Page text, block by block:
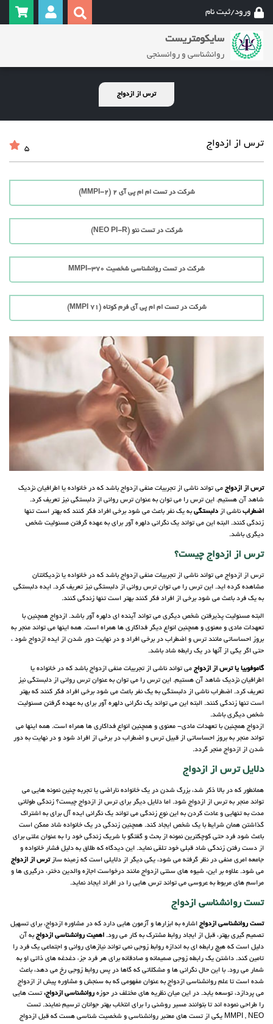
ورود/ثبت نام
سایکومتریست
روانشناسی و روانسنجی
ترس از ازدواج
ترس از ازدواج 5
شرکت در تست ام ام پی آی 2 (MMPI-2)
شرکت در تست نئو (NEO PI-R)
شرکت در تست روانشناسی شخصیت MMPI-370
شرکت در تست ام ام پی آی فرم کوتاه (71 MMPI)
ترس از ازدواج می تواند ناشی از تجربیات منفی ازدواج باشد که در خانواده یا اطرافیان نزدیک
شاهد آن هستیم. این ترس را می توان به عنوان ترس روانی از دلبستگی نیز تعریف کرد.
اضطراب ناشی از دلبستگی به یک نفر باعث می شود برخی افراد فکر کنند که بهتر است تنها
زندگی کنند. البته این می تواند یک نگرانی دلهره آور برای به عهده گرفتن مسئولیت شخص
دیگری باشد.
ترس از ازدواج چیست؟
ترس از ازدواج می تواند ناشی از تجربیات منفی ازدواج باشد که در خانواده یا نزدیکانتان
مشاهده کرده اید. این ترس را می توان ترس روانی از دلبستگی نیز تعریف کرد. ایده دلبستگی
به یک فرد باعث می شود برخی از افراد فکر کنند بهتر است تنها زندگی کنند.
البته مسئولیت پذیرفتن شخص دیگری می تواند آینده ای دلهره آور باشد. ازدواج همچنین با
تعهدات مادی و معنوی و همچنین انواع دیگر فداکاری ها همراه است. همه اینها می تواند منجر به
بروز احساساتی مانند ترس و اضطراب در برخی افراد و در نهایت دور شدن از ایده ازدواج شود ،
حتی اگر یکی از آنها در یک رابطه شاد باشد.
گاموفوبیا یا ترس از ازدواج می تواند ناشی از تجربیات منفی ازدواج باشد که در خانواده یا
اطرافیان نزدیک شاهد آن هستیم. این ترس را می توان به عنوان ترس روانی از دلبستگی نیز
تعریف کرد. اضطراب ناشی از دلبستگی به یک نفر باعث می شود برخی افراد فکر کنند که بهتر
است تنها زندگی کنند. البته این می تواند یک نگرانی دلهره آور برای به عهده گرفتن مسئولیت
شخص دیگری باشد.
ازدواج همچنین با تعهدات مادی- معنوی و همچنین انواع فداکاری ها همراه است. همه اینها می
تواند منجر به بروز احساساتی از قبیل ترس و اضطراب در برخی از افراد شود و در نهایت به دور
شدن از ازدواج منجر گردد.
دلایل ترس از ازدواج
همانطور که در بالا ذکر شد، بزرگ شدن در یک خانواده ناراضی یا تجربه چنین نمونه هایی می
تواند منجر به ترس از ازدواج شود. اما دلایل دیگر برای ترس از ازدواج چیست؟ زندگی طولانی
مدت به تنهایی و عادت کردن به این نوع زندگی می تواند یک نگرانی ایده آل برای به اشتراک
گذاشتن همان شرایط با یک شخص ایجاد کند. همچنین زندگی در یک خانواده شاد ممکن است
باعث شود فرد حتی کوچکترین نمونه از بحث و گفتگو با شریک زندگی خود را به عنوان علتی برای
از دست رفتن زندگی شاد قبلی خود تلقی نماید. این دیدگاه که طلاق به دلیل فشار خانواده و
جامعه امری منفی در نظر گرفته می شود، یکی دیگر از دلایلی است که زمینه سازترس از ازدواج
می شود. علاوه بر این، شیوه های سنتی ازدواج مانند درخواست اجازه والدین دختر، درگیری ها و
مراسم های مربوط به عروسی می تواند ترس هایی را در افراد ایجاد نماید.
تست روانشناسی ازدواج
تست روانشناسی ازدواج اشاره به ابزارها و آزمون هایی دارد که در مشاوره ازدواج، برای تسهیل
تصمیم گیری بهتر، قبل از ایجاد روابط مشترک به کار می رود. اهمیت روانشناسی ازدواج به آن
دلیل است که هیچ رابطه ای به اندازه روابط زوجی نمی تواند نیازهای روانی و اجتماعی یک فرد را
تامین کند. داشتن یک رابطه زوجی صمیمانه و صادقانه برای هر فرد جزء دغدغه های ذاتی او به
شمار می رود. با این حال نگرانی ها و مشکلاتی که گاها در پس روابط زوجی رخ می دهد، باعث
شده است تا علم روانشناسی ازدواج به عنوان مفهومی که به سنجش و مشاوره پیش از ازدواج
می پردازد، توسعه یابد. در این میان نظریه های مختلف در حوزه روانشناسی ازدواج، تست هایی
را طراحی نموده اند تا بتوانند مسیر روشنی را برای انتخاب بهتر جوانان ترسیم نمایند. تست
MMPI , NEO یکی از تست های معتبر روانشناسی و شخصیت شناسی هست که قبل ازدواج